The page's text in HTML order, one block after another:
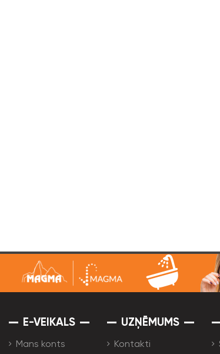
E-VEIKALS
Mans konts
UZŅĒMUMS
Kontakti